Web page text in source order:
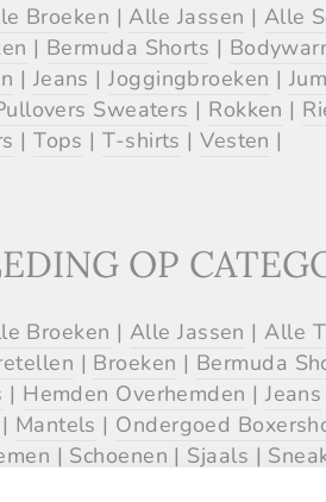
Broeken |Alle Jassen | Alle
| Bermuda Shorts |
| Jeans |Joggingbroeken |
Sweaters | Rokken |
|Tops |T-shirts |Vesten |
OP
Broeken | Alle Jassen |Alle
| Broeken | Bermuda
| Hemden Overhemden |Jeans
| Mantels | Ondergoed
| Schoenen | Sjaals |